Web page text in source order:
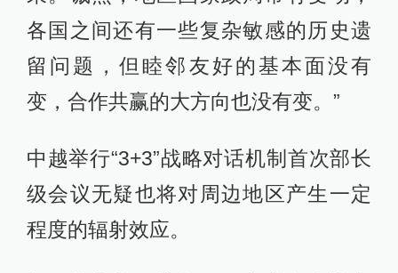
各国之间还有一些复杂敏感的历史遗
留问题，但睦邻友好的基本面没有
变，合作共赢的大方向也没有变。”
中越举行“3+3”战略对话机制首次部长
级会议无疑也将对周边地区产生一定
程度的辐射效应。